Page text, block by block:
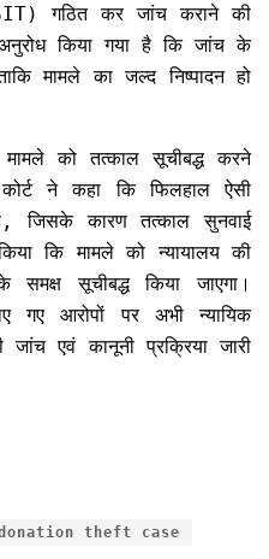
गठित कर जांच कराने की
किया गया है कि जांच के
मामले का जल्द निष्पादन हो
मामले को तत्काल सूचीबद्ध करने
ने कहा कि फिलहाल ऐसी
जिसके कारण तत्काल सुनवाई
कि मामले को न्यायालय की
सूचीबद्ध किया जाएगा।
गए आरोपों पर अभी न्यायिक
एवं कानूनी प्रक्रिया जारी
donation theft case